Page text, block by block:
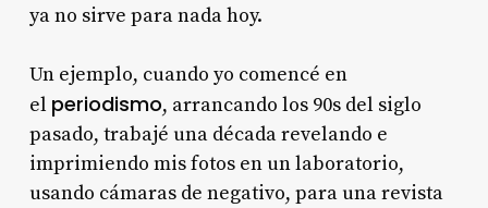
ya no sirve para nada hoy.
Un ejemplo, cuando yo comencé en
el periodismo, arrancando los 90s del siglo
pasado, trabajé una década revelando e
imprimiendo mis fotos en un laboratorio,
usando cámaras de negativo, para una revista